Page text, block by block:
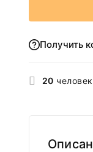
Получить
20